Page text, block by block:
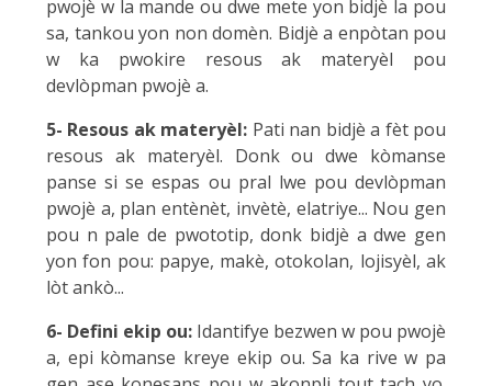
pwojè w la mande ou dwe mete yon bidjè la pou
sa, tankou yon non domèn. Bidjè a enpòtan pou
w ka pwokire resous ak materyèl pou
devlòpman pwojè a.
5- Resous ak materyèl: Pati nan bidjè a fèt pou
resous ak materyèl. Donk ou dwe kòmanse
panse si se espas ou pral lwe pou devlòpman
pwojè a, plan entènèt, invètè, elatriye... Nou gen
pou n pale de pwototip, donk bidjè a dwe gen
yon fon pou: papye, makè, otokolan, lojisyèl, ak
lòt ankò...
6- Defini ekip ou: Idantifye bezwen w pou pwojè
a, epi kòmanse kreye ekip ou. Sa ka rive w pa